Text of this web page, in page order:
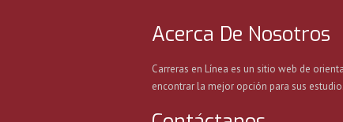
Acerca De Nosotros
Carreras en Línea es un sitio web de
encontrar la mejor opción para sus